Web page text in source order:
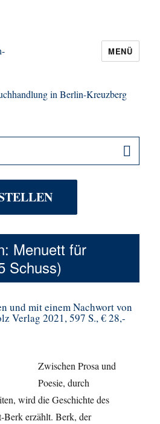
Buchhandlung in
MENÜ
Menuett für
Schuss)
und mit einem Nachwort von
Verlag 2021, 597 S., € 28,-
Zwischen Prosa und
Poesie, durch
wird die Geschichte des
Berk erzählt. Berk, der